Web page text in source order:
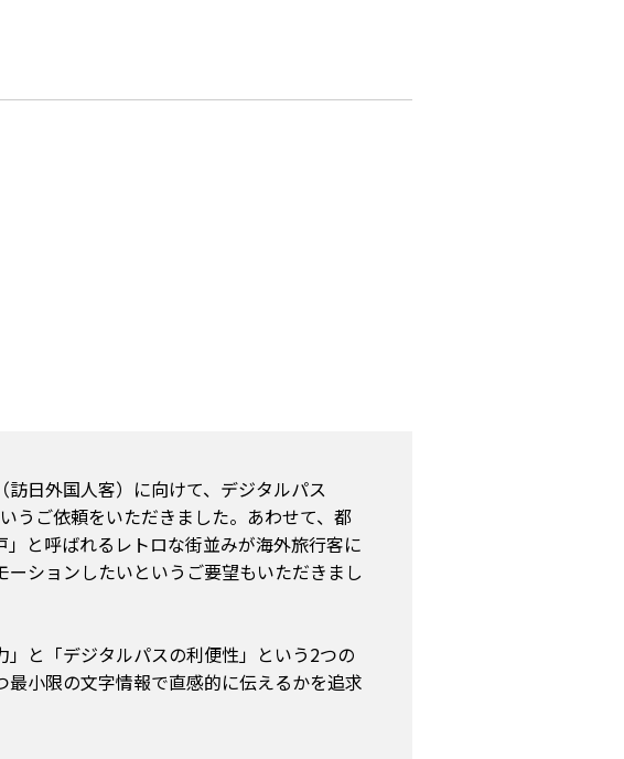
日外国人客）に向けて、デジタルパス
うご依頼をいただきました。あわせて、都
と呼ばれるレトロな街並みが海外旅行客に
ションしたいというご要望もいただきまし
と「デジタルパスの利便性」という2つの
小限の文字情報で直感的に伝えるかを追求